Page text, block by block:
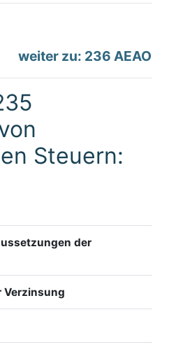
weiter zu: 236 AEAO
Steuern:
der
Verzinsung